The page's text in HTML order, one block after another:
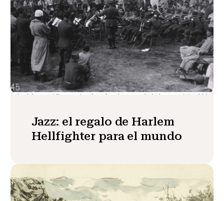
Jazz: el regalo de Harlem
Hellfighter para el mundo